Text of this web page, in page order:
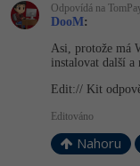
Adobe
Blender
Inkscape
Odpovídá na
DooM:
Asi, protože má
instalovat další a
Edit:// Kit
Editováno
Nahoru